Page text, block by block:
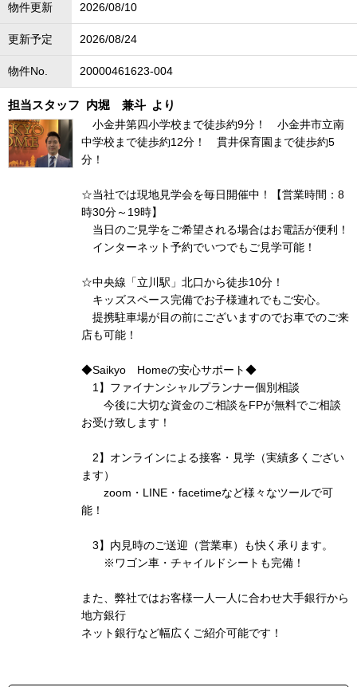
物件更新 2026/08/10
更新予定 2026/08/24
物件No. 20000461623-004
担当スタッフ 内堀 兼斗 より
小金井第四小学校まで徒歩約9分！ 小金井市立南
中学校まで徒歩約12分！ 貫井保育園まで徒歩約5
分！
☆当社では現地見学会を毎日開催中！【営業時間：8
時30分～19時】
当日のご見学をご希望される場合はお電話が便利！
インターネット予約でいつでもご見学可能！
☆中央線「立川駅」北口から徒歩10分！
キッズスペース完備でお子様連れでもご安心。
提携駐車場が目の前にございますのでお車でのご来
店も可能！
◆Saikyo Homeの安心サポート◆
1】ファイナンシャルプランナー個別相談
今後に大切な資金のご相談をFPが無料でご相談
お受け致します！
2】オンラインによる接客・見学（実績多くござい
ます）
zoom・LINE・facetimeなど様々なツールで可
能！
3】内見時のご送迎（営業車）も快く承ります。
※ワゴン車・チャイルドシートも完備！
また、弊社ではお客様一人一人に合わせ大手銀行から
地方銀行
ネット銀行など幅広くご紹介可能です！